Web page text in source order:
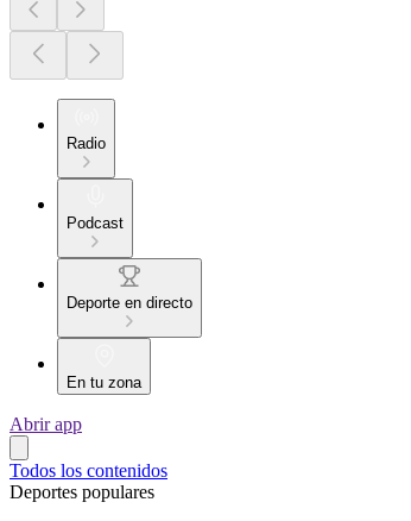
Radio
Podcast
Deporte en directo
En tu zona
Abrir app
Todos los contenidos
Deportes populares